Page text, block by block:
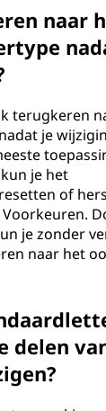
naar
terugkeren
je
je het
of
je zonder
naar het
delen